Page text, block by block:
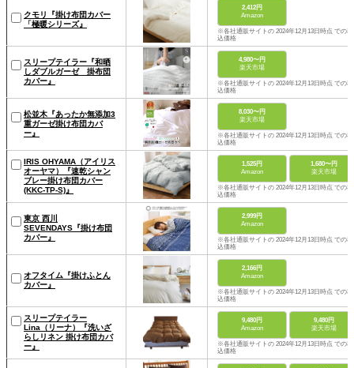
クモリ『掛け布団カバー
「極暖シリーズ』
2,412円
Amazon
※各社通販サイトの 2024年12月13日時点 での税
込価格
スリープテイラー『和晒
しダブルガーゼ 掛布団
カバー』
4,980〜円
楽天市場
※各社通販サイトの 2024年12月13日時点 での税
込価格
松並木『あったか無添加3
重ガーゼ掛け布団カバ
ー』
8,030〜円
楽天市場
※各社通販サイトの 2024年12月13日時点 での税
込価格
IRIS OHYAMA（アイリス
オーヤマ）『速乾シャン
ブレー掛け布団カバー
(KKC-TP-S)』
1,525円
Amazon
1,680〜円
楽天市場
※各社通販サイトの 2024年12月13日時点 での税
込価格
東京 西川
SEVENDAYS『掛け布団
カバー』
2,999円
Amazon
※各社通販サイトの 2024年12月13日時点 での税
込価格
オフタイム『掛けふとん
カバー』
2,166円
Amazon
※各社通販サイトの 2024年12月13日時点 での税
込価格
スリープテイラー
Lina（リーナ）『洗いざ
らしリネン 掛け布団カバ
ー』
9,480円
Amazon
9,480円
楽天市場
※各社通販サイトの 2024年12月13日時点 での税
込価格